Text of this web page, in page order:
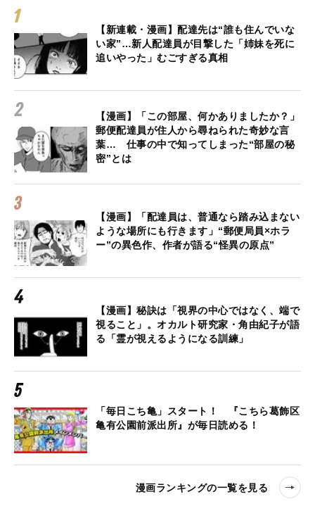
【新連載・漫画】配達先は“誰も住んでいな
い家”…新人配達員が目撃した「姉妹を死に
追いやった」むごすぎる真相
【漫画】「この部屋、何かありましたか？」
郵便配達員が住人から尋ねられた奇妙な言
葉… 仕事の中で知ってしまった“部屋の秘
密”とは
【漫画】「配達員は、普通なら踏み込まない
ような場所にも行きます」“郵便局員×ホラ
ー”の異色作、作者が語る“怪異の原点”
【漫画】秘訣は「視界の中心ではなく、端で
視ること」。オカルト研究家・角由紀子が語
る「霊が視えるようになる訓練」
「毎日こち亀」スタート！ 『こちら葛飾区
亀有公園前派出所』が毎日読める！
漫画ランキングの一覧を見る